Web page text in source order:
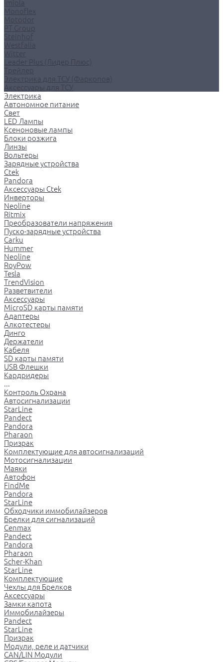
Imiola
Monoflex
Motodor
PT Group
Steinhof
Westfalia
Witter
Leader Plus (Лидер Плюс)
Трейлер
Электрика для ТСУ (Фаркопов)
Аксессуары для ТСУ
Электрика
Автономное питание
Свет
LED Лампы
Ксеноновые лампы
Блоки розжига
Линзы
Вольтеры
Зарядные устройства
Ctek
Pandora
Аксессуары Ctek
Инверторы
Neoline
Ritmix
Преобразователи напряжения
Пуско-зарядные устройства
Carku
Hummer
Neoline
RoyPow
Tesla
TrendVision
Разветвители
Аксессуары
MicroSD карты памяти
Адаптеры
Алкотестеры
Динго
Держатели
Кабеля
SD карты памяти
USB Флешки
Кардридеры
...
Контроль Охрана
Автосигнализации
StarLine
Pandect
Pandora
Pharaon
Призрак
Комплектующие для автосигнализаций
Мотосигнализации
Маяки
Автофон
FindMe
Pandora
StarLine
Обходчики иммобилайзеров
Брелки для сигнализаций
Cenmax
Pandect
Pandora
Pharaon
Scher-Khan
StarLine
Комплектующие
Чехлы для Брелков
Аксессуары
Замки капота
Иммобилайзеры
Pandect
StarLine
Призрак
Модули, реле и датчики
CAN/LIN Модули